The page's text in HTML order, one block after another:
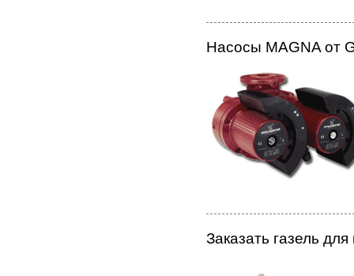
Насосы MAGNA от
Заказать газель